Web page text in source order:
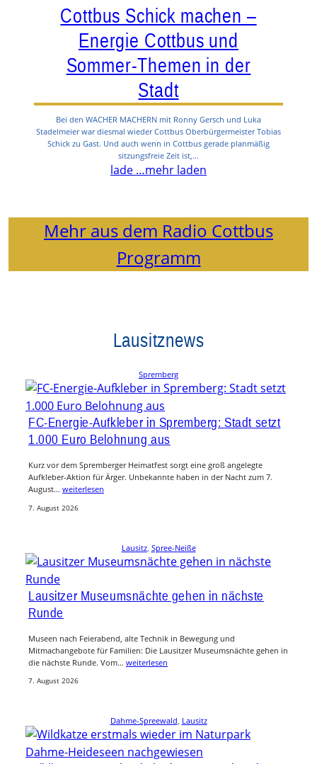
Cottbus Schick machen –
Energie Cottbus und
Sommer-Themen in der
Stadt
Bei den WACHER MACHERN mit Ronny Gersch und Luka
Stadelmeier war diesmal wieder Cottbus Oberbürgermeister Tobias
Schick zu Gast. Und auch wenn in Cottbus gerade planmäßig
sitzungsfreie Zeit ist,…
lade …mehr laden
Mehr aus dem Radio Cottbus
Programm
Lausitznews
Spremberg
FC-Energie-Aufkleber in Spremberg: Stadt setzt
1.000 Euro Belohnung aus
Kurz vor dem Spremberger Heimatfest sorgt eine groß angelegte
Aufkleber-Aktion für Ärger. Unbekannte haben in der Nacht zum 7.
August… weiterlesen
7. August 2026
Lausitz, Spree-Neiße
Lausitzer Museumsnächte gehen in nächste
Runde
Museen nach Feierabend, alte Technik in Bewegung und
Mitmachangebote für Familien: Die Lausitzer Museumsnächte gehen in
die nächste Runde. Vom… weiterlesen
7. August 2026
Dahme-Spreewald, Lausitz